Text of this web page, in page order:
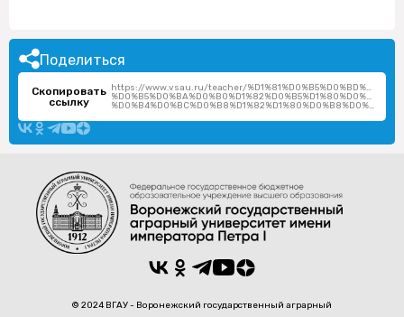
Поделиться
Скопировать
ссылку
https://www.vsau.ru/teacher/
%D0%B4%D0%BC%D0%B8%D1%82%D1%80%D0%B8%D0%B5%D0%B2%D0%BD%D0%B0/
© 2024 ВГАУ - Воронежский государственный аграрный